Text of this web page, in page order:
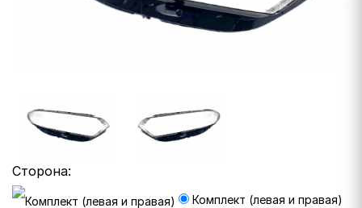
Сторона:
Комплект (левая и правая)